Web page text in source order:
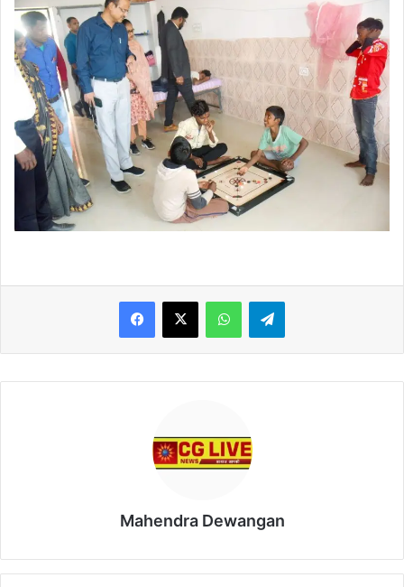
WhatsAppTelegram
Mahendra Dewangan